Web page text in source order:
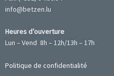
info@betzen.lu
Heures d’ouverture
Lun – Vend 8h – 12h/13h – 17h
Politique de confidentialité